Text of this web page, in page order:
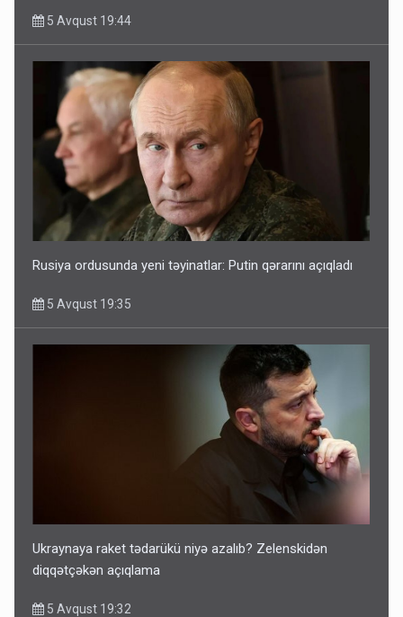
5 Avqust 19:44
Rusiya ordusunda yeni təyinatlar: Putin qərarını açıqladı
5 Avqust 19:35
Ukraynaya raket tədarükü niyə azalıb? Zelenskidən
diqqətçəkən açıqlama
5 Avqust 19:32